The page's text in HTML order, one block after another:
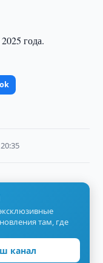
года.
там, где
канал